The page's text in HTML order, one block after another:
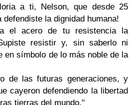
a ti, Nelson, que desde 25
la dignidad humana!
el acero de tu resistencia la
resistir y, sin saberlo ni
en símbolo de lo más noble de la
de las futuras generaciones, y
cayeron defendiendo la libertad
tierras del mundo."